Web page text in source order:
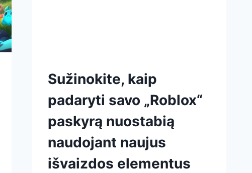
Sužinokite, kaip
padaryti savo „Roblox“
paskyrą nuostabią
naudojant naujus
išvaizdos elementus